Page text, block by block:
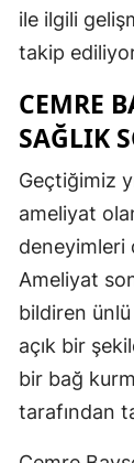
ile ilgili
takip
CEMRE
SAĞLIK
Geçtiğimiz
ameliyat
deneyimleri
Ameliyat
bildiren ünlü
açık bir
bir bağ
tarafından